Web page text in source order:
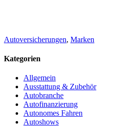
Autoversicherungen, Marken
Kategorien
Allgemein
Ausstattung & Zubehör
Autobranche
Autofinanzierung
Autonomes Fahren
Autoshows